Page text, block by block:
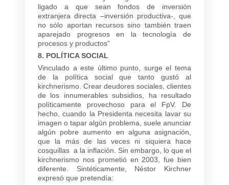
ligado a que sean fondos de inversión
extranjera directa –inversión productiva-, que
no sólo aportan recursos sino también traen
aparejado progresos en la tecnología de
procesos y productos”
8. POLÍTICA SOCIAL
Vinculado a este último punto, surge el tema
de la política social que tanto gustó al
kirchnerismo. Crear deudores sociales, clientes
de los innumerables subsidios, ha resultado
políticamente provechoso para el FpV. De
hecho, cuando la Presidenta necesita lavar su
imagen o tapar algún problema, suele anunciar
algún pobre aumento en alguna asignación,
que la más de las veces ni siquiera hace
cosquillas a la inflación. Sin embargo, lo que el
kirchnerismo nos prometió en 2003, fue bien
diferente. Sintéticamente, Néstor Kirchner
expresó que pretendía: